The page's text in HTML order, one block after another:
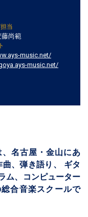
当
藤尚範
music.net/
music.net/
名古屋・金山にあ
、弾き語り、 ギタ
ム、コンピューター
合音楽スクールで